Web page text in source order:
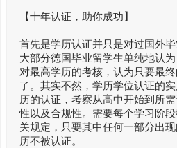
【十年认证，助你成功】
首先是学历认证并只是对过国外毕
大部分德国毕业留学生单纯地认
对最高学历的考核，认为只要最
了。其实不然，学历学位认证的
历的认证，考察从高中开始到所
性以及合规性。需要每个学习阶
关规定，只要其中任何一部分出
历不被认证。